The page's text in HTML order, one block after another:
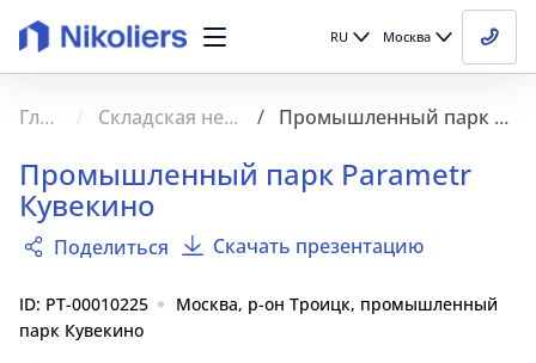
RU Москва
Главная Складская недвижимость Промышленный парк Parametr Кувекино
Промышленный парк Parametr
Кувекино
Поделиться Скачать презентацию
ID: PT-00010225
Москва, р-он Троицк, промышленный
парк Кувекино